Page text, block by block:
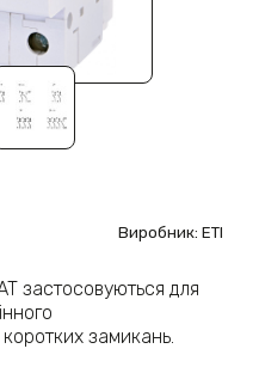
Виробник: ETI
застосовуються для
замикань.